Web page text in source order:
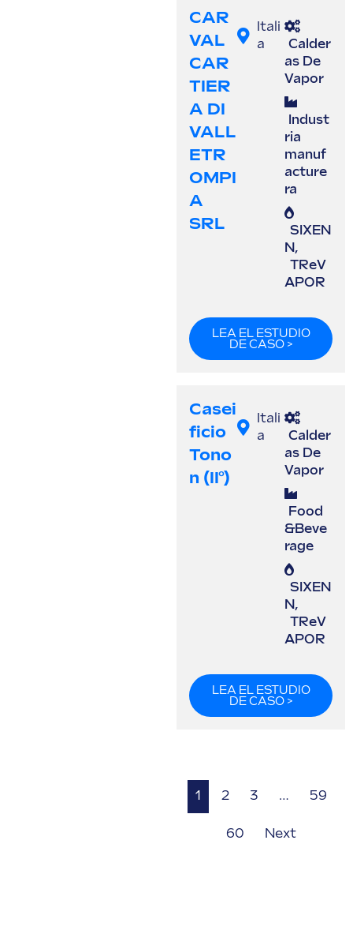
CAR
VAL
CAR
TIER
A DI
VALL
ETR
OMPI
A
SRL
Itali
a
Calder
as De
Vapor
Indust
ria
manuf
acture
ra
SIXEN
N,
TReV
APOR
LEA EL ESTUDIO
DE CASO >
Casei
Ficio
Tono
N (II°)
Itali
a
Calder
as De
Vapor
Food
&Beve
rage
SIXEN
N,
TReV
APOR
LEA EL ESTUDIO
DE CASO >
1 2 3 … 59
60 Next